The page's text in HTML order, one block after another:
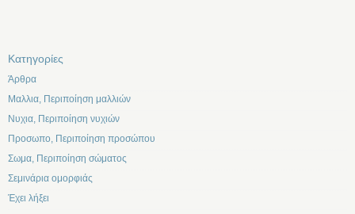
Kατηγορίες
Άρθρα
Μαλλια, Περιποίηση μαλλιών
Νυχια, Περιποίηση νυχιών
Προσωπο, Περιποίηση προσώπου
Σωμα, Περιποίηση σώματος
Σεμινάρια ομορφιάς
Έχει λήξει